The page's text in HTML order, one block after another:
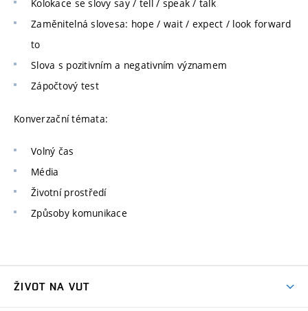
Kolokace se slovy say / tell / speak / talk
Zaměnitelná slovesa: hope / wait / expect / look forward
to
Slova s pozitivním a negativním významem
Zápočtový test
Konverzační témata:
Volný čas
Média
Životní prostředí
Způsoby komunikace
ŽIVOT NA VUT